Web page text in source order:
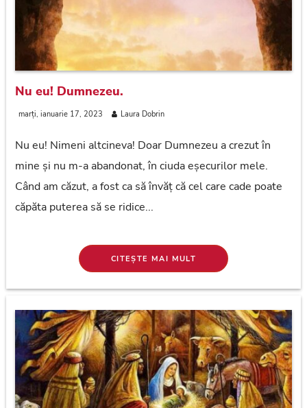
Nu eu! Dumnezeu.
marți, ianuarie 17, 2023 Laura Dobrin
Nu eu! Nimeni altcineva! Doar Dumnezeu a crezut în
mine și nu m-a abandonat, în ciuda eșecurilor mele.
Când am căzut, a fost ca să învăț că cel care cade poate
căpăta puterea să se ridice...
CITEȘTE MAI MULT